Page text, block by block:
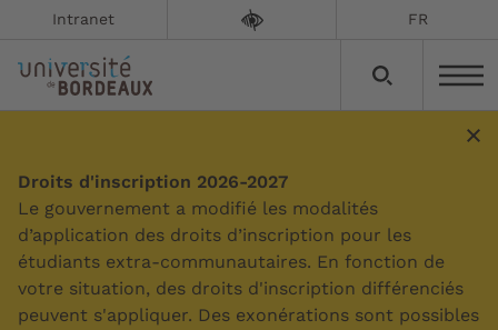
Intranet FR
Droits d'inscription 2026-2027
Le gouvernement a modifié les modalités
d’application des droits d’inscription pour les
étudiants extra-communautaires. En fonction de
votre situation, des droits d'inscription différenciés
peuvent s'appliquer. Des exonérations sont possibles
Sommaire
Découvrir les campus